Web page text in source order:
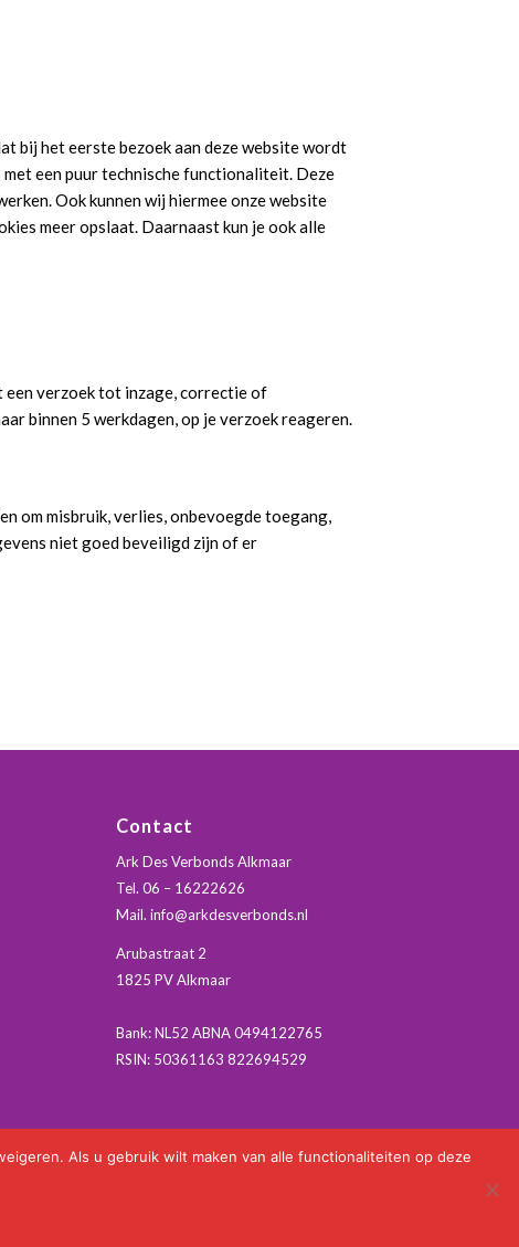
bij het eerste bezoek aan deze website wordt
een puur technische functionaliteit. Deze
Ook kunnen wij hiermee onze website
meer opslaat. Daarnaast kun je ook alle
een verzoek tot inzage, correctie of
binnen 5 werkdagen, op je verzoek reageren.
om misbruik, verlies, onbevoegde toegang,
niet goed beveiligd zijn of er
Contact
Ark Des Verbonds Alkmaar
Tel.06 – 16222626
Mail. info@arkdesverbonds.nl
Arubastraat 2
1825 PV Alkmaar
Bank: NL52 ABNA 0494122765
RSIN: 50361163 822694529
Als u gebruik wilt maken van alle functionaliteiten op deze